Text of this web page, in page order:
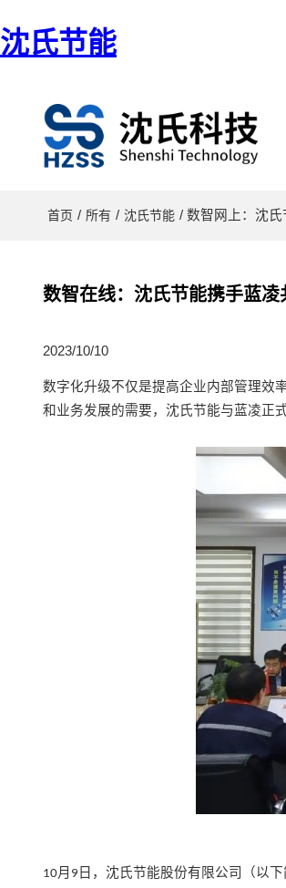
沈氏节能
首页 / 所有 / 沈氏节能 / 数智网上：沈
数智在线：沈氏节能携手蓝
2023/10/10
数字化升级不仅是提高企业内部管理效
和业务发展的需要， 沈氏节能与 蓝凌正
10月 9 日，沈氏节能股份有限公司（以下